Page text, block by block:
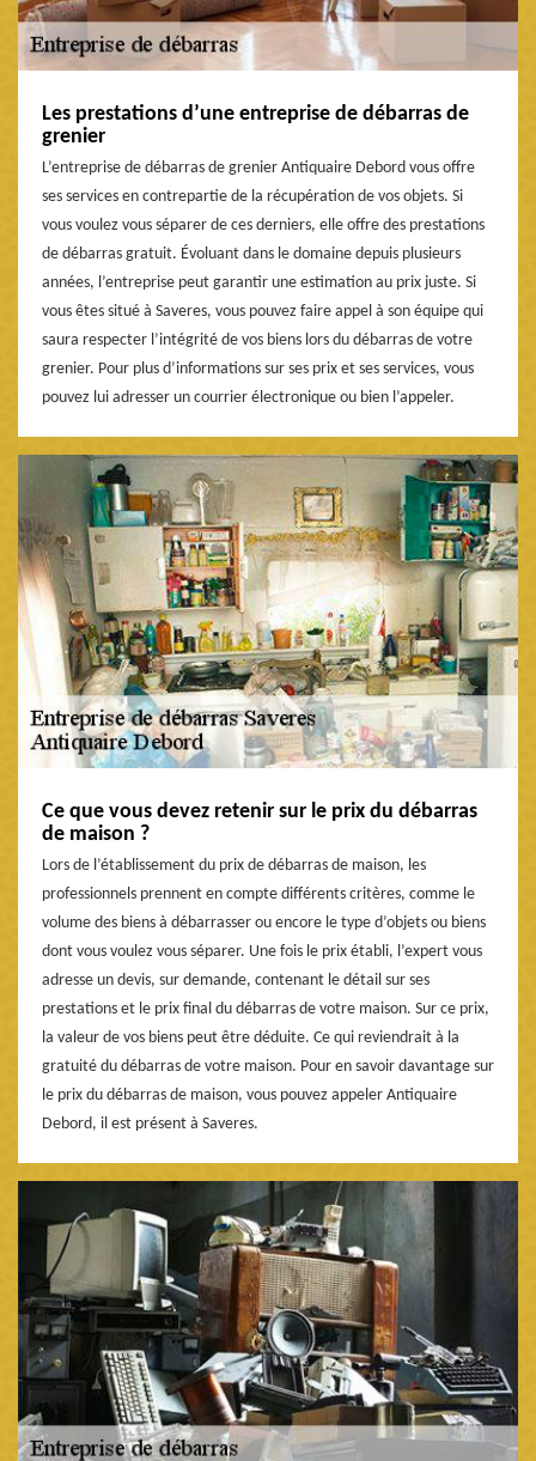
Les prestations d’une entreprise de débarras de
grenier
L’entreprise de débarras de grenier Antiquaire Debord vous offre
ses services en contrepartie de la récupération de vos objets. Si
vous voulez vous séparer de ces derniers, elle offre des prestations
de débarras gratuit. Évoluant dans le domaine depuis plusieurs
années, l’entreprise peut garantir une estimation au prix juste. Si
vous êtes situé à Saveres, vous pouvez faire appel à son équipe qui
saura respecter l’intégrité de vos biens lors du débarras de votre
grenier. Pour plus d’informations sur ses prix et ses services, vous
pouvez lui adresser un courrier électronique ou bien l’appeler.
Ce que vous devez retenir sur le prix du débarras
de maison ?
Lors de l’établissement du prix de débarras de maison, les
professionnels prennent en compte différents critères, comme le
volume des biens à débarrasser ou encore le type d’objets ou biens
dont vous voulez vous séparer. Une fois le prix établi, l’expert vous
adresse un devis, sur demande, contenant le détail sur ses
prestations et le prix final du débarras de votre maison. Sur ce prix,
la valeur de vos biens peut être déduite. Ce qui reviendrait à la
gratuité du débarras de votre maison. Pour en savoir davantage sur
le prix du débarras de maison, vous pouvez appeler Antiquaire
Debord, il est présent à Saveres.